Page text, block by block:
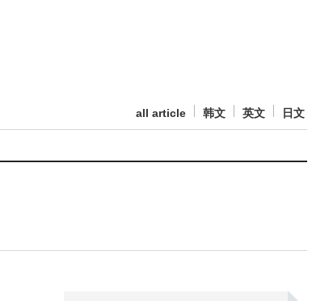
all article 韩文 英文 日文